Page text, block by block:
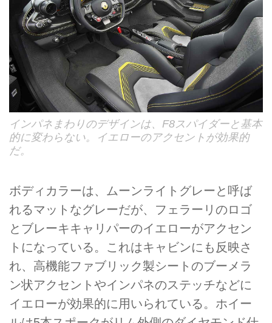
インパネまわりのデザインは、F8スパイダーと基本
的に変わらない。イエローのアクセントが効果的
だ。
ボディカラーは、ムーンライトグレーと呼ば
れるマットなグレーだが、フェラーリのロゴ
とブレーキキャリパーのイエローがアクセン
トになっている。これはキャビンにも反映さ
れ、高機能ファブリック製シートのブーメラ
ン状アクセントやインパネのステッチなどに
イエローが効果的に用いられている。ホイー